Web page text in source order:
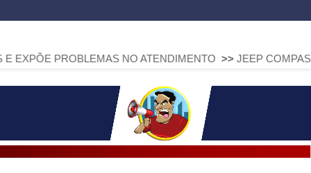
NO ATENDIMENTO >> JEEP COMPASS SOBE EM